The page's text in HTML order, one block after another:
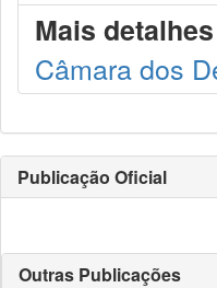
Mais detalhes
Câmara dos
Publicação Oficial
Outras Publicações